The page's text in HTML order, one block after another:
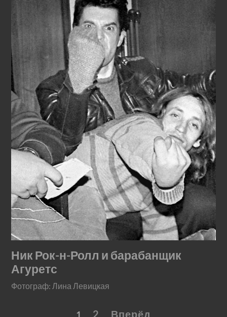
Ник Рок-н-Ролл и барабанщик
Агуретс
Фотограф: Лина Левицкая
1 2 Вперёд